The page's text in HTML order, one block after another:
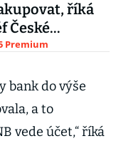
říká
České
Tomáš
Premium
bank do výše
a to
vede účet,“ říká